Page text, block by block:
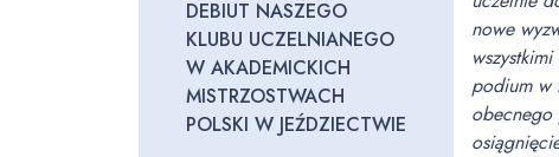
DEBIUT NASZEGO
KLUBU UCZELNIANEGO
W AKADEMICKICH
MISTRZOSTWACH
POLSKI W JEŹDZIECTWIE
nowe
podium w